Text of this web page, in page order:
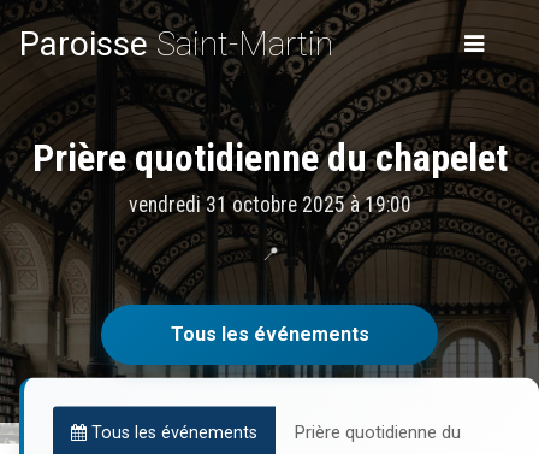
ParoisseSaint-Martin
Prière quotidienne du chapelet
vendredi 31 octobre 2025 à 19:00
📍
Tous les événements
Tous les événements Prière quotidienne du